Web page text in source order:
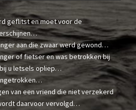
geflitst en moet voor de
aan die zwaar werd gewond…
of fietser en was betrokken bij
u letsels opliep…
van een vriend die niet verzekerd
daarvoor vervolgd…